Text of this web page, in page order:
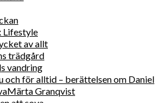
Lifestyle
av allt
trädgård
vandring
och för alltid – berättelsen om Daniel
Granqvist